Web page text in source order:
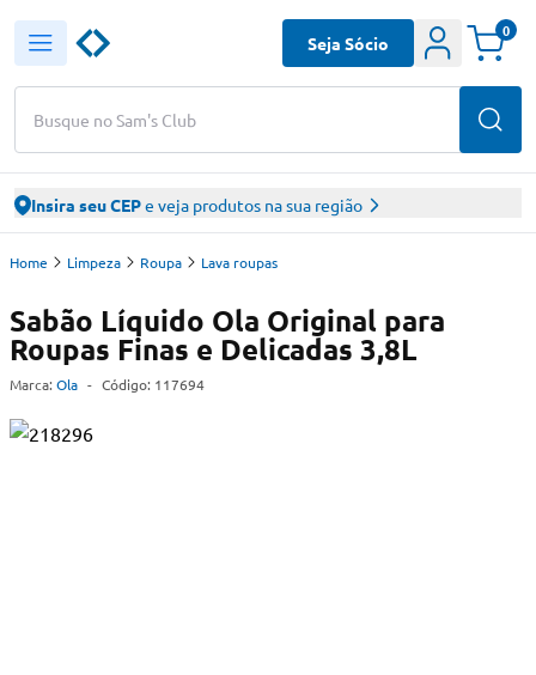
Busque no Sam's Club
Seja Sócio
0
Insira seu CEPe veja produtos na sua região
Home Limpeza Roupa Lava roupas
Sabão Líquido Ola Original para
Roupas Finas e Delicadas 3,8L
Marca: Ola - Código: 117694